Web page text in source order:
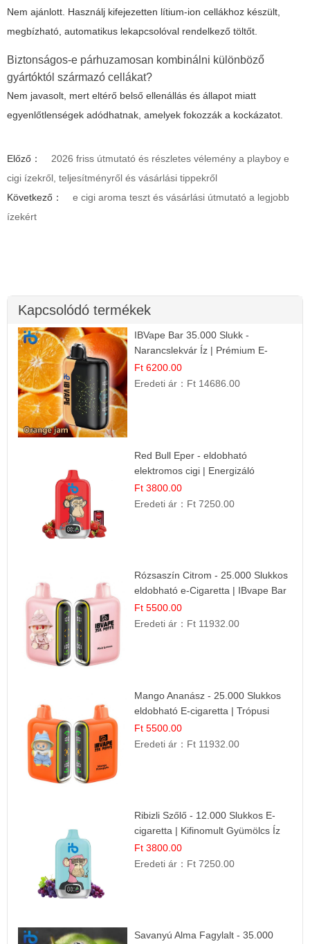
Nem ajánlott. Használj kifejezetten lítium-ion cellákhoz készült,
megbízható, automatikus lekapcsolóval rendelkező töltőt.
Biztonságos-e párhuzamosan kombinálni különböző
gyártóktól származó cellákat?
Nem javasolt, mert eltérő belső ellenállás és állapot miatt
egyenlőtlenségek adódhatnak, amelyek fokozzák a kockázatot.
Előző：
2026 friss útmutató és részletes vélemény a playboy e
cigi ízekről, teljesítményről és vásárlási tippekről
Következő：
e cigi aroma teszt és vásárlási útmutató a legjobb
ízekért
Kapcsolódó termékek
IBVape Bar 35.000 Slukk -
Narancslekvár Íz | Prémium E-
cigaretta
Ft 6200.00
Eredeti ár： Ft 14686.00
Red Bull Eper - eldobható
elektromos cigi | Energizáló
Gyümölcs Íz
Ft 3800.00
Eredeti ár： Ft 7250.00
Rózsaszín Citrom - 25.000 Slukkos
eldobható e-Cigaretta | IBvape Bar
Ft 5500.00
Eredeti ár： Ft 11932.00
Mango Ananász - 25.000 Slukkos
eldobható E-cigaretta | Trópusi
Ízélmény
Ft 5500.00
Eredeti ár： Ft 11932.00
Ribizli Szőlő - 12.000 Slukkos E-
cigaretta | Kifinomult Gyümölcs Íz
Ft 3800.00
Eredeti ár： Ft 7250.00
Savanyú Alma Fagylalt - 35.000